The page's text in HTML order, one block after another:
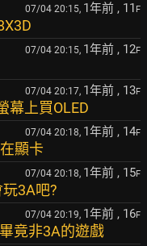
07/04 20:15, 1年前 , 11 F
07/04 20:15, 1年前 , 12F
07/04 20:17, 1年前 , 13F
幕上買OLED
07/04 20:18, 1年前 , 14F
顯卡
07/04 20:18, 1年前 , 15F
3A吧?
07/04 20:19, 1年前 , 16F
竟非3A的遊戲